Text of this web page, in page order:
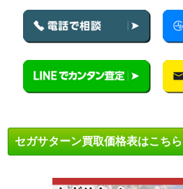
セガサターン買取価格表はこちら